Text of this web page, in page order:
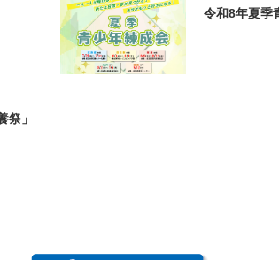
令和8年夏季
祭」